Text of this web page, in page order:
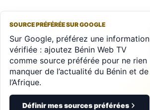
SOURCE PRÉFÉRÉE SUR GOOGLE
Sur Google, préférez une information
vérifiée : ajoutez Bénin Web TV
comme source préférée pour ne rien
manquer de l’actualité du Bénin et de
l’Afrique.
Définir mes sources préférées